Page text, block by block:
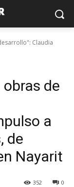
Claudia
de
a
de
Nayarit
0
352